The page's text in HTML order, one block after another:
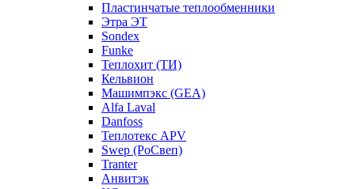
Пластинчатые теплообменники
Этра ЭТ
Sondex
Funke
Теплохит (ТИ)
Кельвион
Машимпэкс (GEA)
Alfa Laval
Danfoss
Теплотекс APV
Swep (РоСвеп)
Tranter
Анвитэк